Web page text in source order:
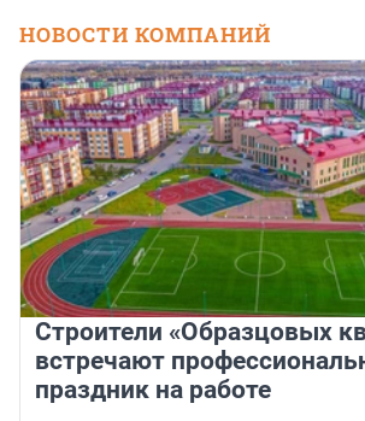
НОВОСТИ КОМПАНИЙ
Строители «Образцовых
встречают
праздник на работе